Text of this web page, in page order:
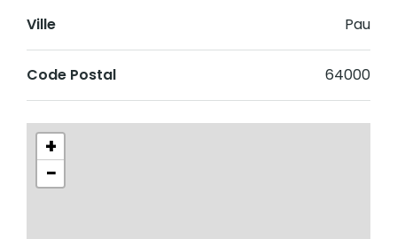
Ville Pau
Code Postal 64000
+
−